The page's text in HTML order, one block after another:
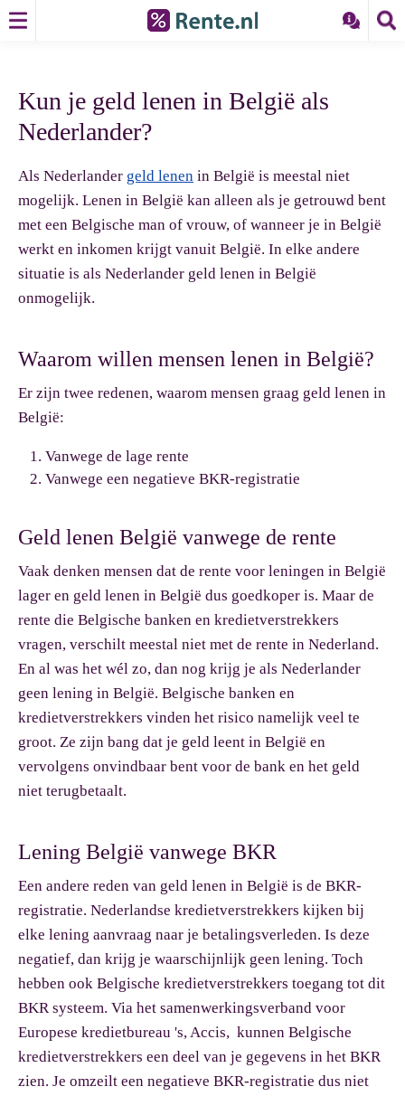
Kun je geld lenen in België als
Nederlander?
Als Nederlander geld lenen in België is meestal niet
mogelijk. Lenen in België kan alleen als je getrouwd bent
met een Belgische man of vrouw, of wanneer je in België
werkt en inkomen krijgt vanuit België. In elke andere
situatie is als Nederlander geld lenen in België
onmogelijk.
Waarom willen mensen lenen in België?
Er zijn twee redenen, waarom mensen graag geld lenen in
België:
Vanwege de lage rente
Vanwege een negatieve BKR-registratie
Geld lenen België vanwege de rente
Vaak denken mensen dat de rente voor leningen in België
lager en geld lenen in België dus goedkoper is. Maar de
rente die Belgische banken en kredietverstrekkers
vragen, verschilt meestal niet met de rente in Nederland.
En al was het wél zo, dan nog krijg je als Nederlander
geen lening in België. Belgische banken en
kredietverstrekkers vinden het risico namelijk veel te
groot. Ze zijn bang dat je geld leent in België en
vervolgens onvindbaar bent voor de bank en het geld
niet terugbetaalt.
Lening België vanwege BKR
Een andere reden van geld lenen in België is de BKR-
registratie. Nederlandse kredietverstrekkers kijken bij
elke lening aanvraag naar je betalingsverleden. Is deze
negatief, dan krijg je waarschijnlijk geen lening. Toch
hebben ook Belgische kredietverstrekkers toegang tot dit
BKR systeem. Via het samenwerkingsverband voor
Europese kredietbureau 's, Accis, kunnen Belgische
kredietverstrekkers een deel van je gegevens in het BKR
zien. Je omzeilt een negatieve BKR-registratie dus niet